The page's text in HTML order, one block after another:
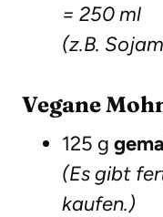
= 250 ml
(z.B.
Vegane
125 g
(Es gibt
kaufen.)